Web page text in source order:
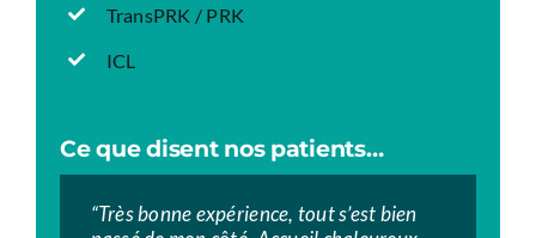
TransPRK / PRK
ICL
Ce que disent nos patients…
“Très bonne expérience, tout s’est bien
“”Très bon centre.
“”Excellente prise en charge tout au long